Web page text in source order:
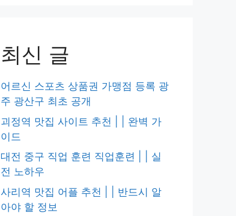
최신 글
어르신 스포츠 상품권 가맹점 등록 광
주 광산구 최초 공개
괴정역 맛집 사이트 추천 | | 완벽 가
이드
대전 중구 직업 훈련 직업훈련 | | 실
전 노하우
사리역 맛집 어플 추천 | | 반드시 알
아야 할 정보